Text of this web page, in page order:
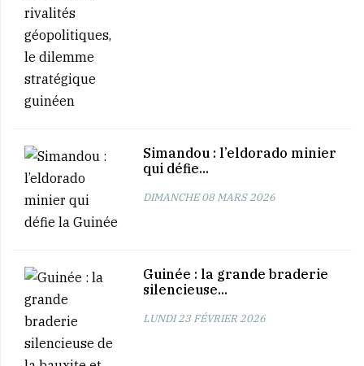
Simandou : l’eldorado minier
qui défie...
DIMANCHE 08 MARS 2026
Guinée : la grande braderie
silencieuse...
LUNDI 23 FÉVRIER 2026